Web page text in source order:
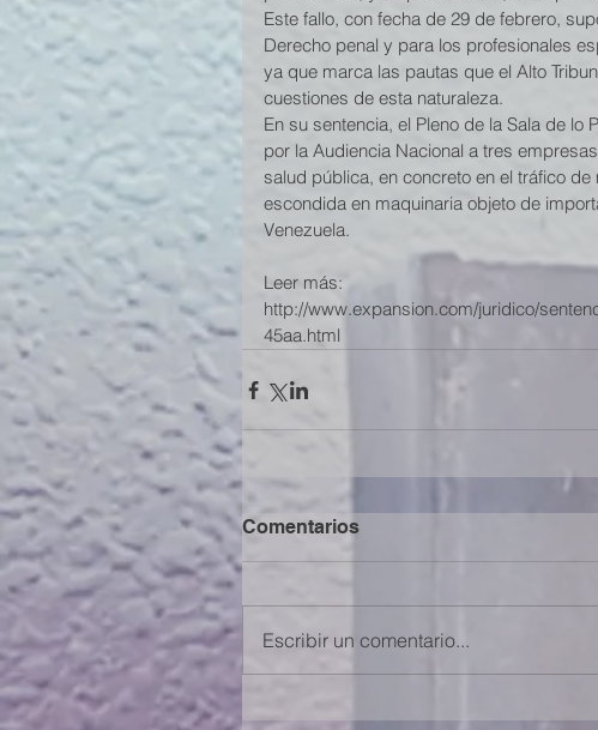
Este fallo, con fecha de 29 de febrero,
Derecho penal y para los profesionales
ya que marca las pautas que el Alto
cuestiones de esta naturaleza.
En su sentencia, el Pleno de la Sala de
por la Audiencia Nacional a tres
salud pública, en concreto en el tráfico
escondida en maquinaria objeto de
Venezuela.
Leer más:
http://www.expansion.com/juridico/
45aa.html
Comentarios
Escribir un comentario...